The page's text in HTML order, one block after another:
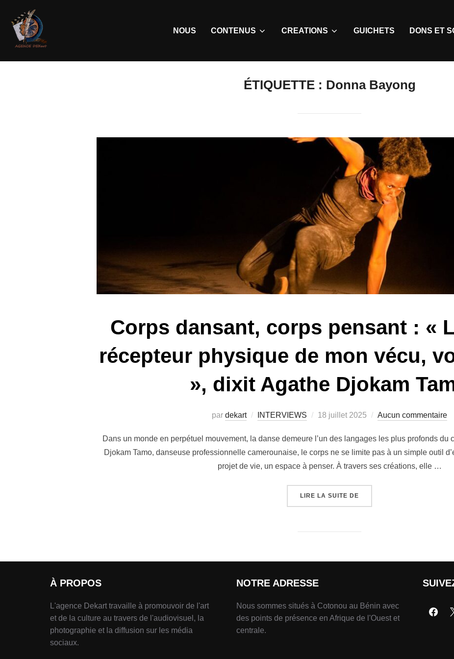
NOUS CONTENUS CREATIONS GUICHETS DONS ET
ÉTIQUETTE : Donna Bayong
Corps dansant, corps pensant : «
récepteur physique de mon vécu,
», dixit Agathe Djokam
par dekart INTERVIEWS 18 juillet 2025 Aucun commentaire
Dans un monde en perpétuel mouvement, la danse demeure l’un des langages les plus profonds du
Djokam Tamo, danseuse professionnelle camerounaise, le corps ne se limite pas à un simple outil
projet de vie, un espace à penser. À travers ses créations, elle …
LIRE LA SUITE DE
À PROPOS
L'agence Dekart travaille à promouvoir de l'art
et de la culture au travers de l'audiovisuel, la
photographie et la diffusion sur les média
sociaux.
NOTRE ADRESSE
Nous sommes situés à Cotonou au Bénin avec
des points de présence en Afrique de l'Ouest et
centrale.